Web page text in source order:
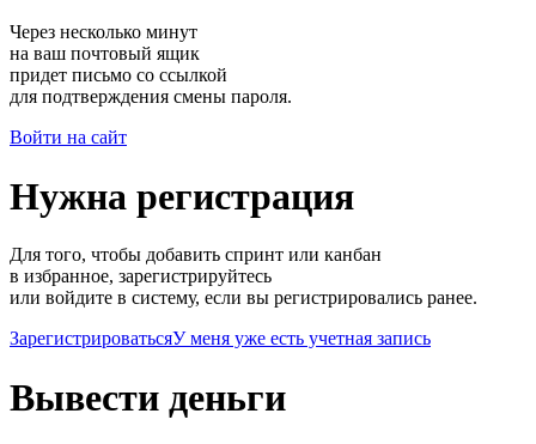
Через несколько минут
на ваш почтовый ящик
придет письмо со ссылкой
для подтверждения смены пароля.
Войти на сайт
Нужна регистрация
Для того, чтобы добавить спринт или канбан
в избранное, зарегистрируйтесь
или войдите в систему, если вы регистрировались ранее.
ЗарегистрироватьсяУ меня уже есть учетная запись
Вывести деньги